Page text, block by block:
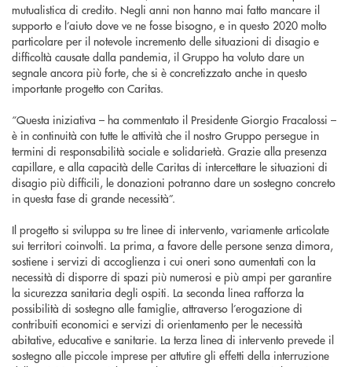
mutualistica di credito. Negli anni non hanno mai fatto mancare il
supporto e l’aiuto dove ve ne fosse bisogno, e in questo 2020 molto
particolare per il notevole incremento delle situazioni di disagio e
difficoltà causate dalla pandemia, il Gruppo ha voluto dare un
segnale ancora più forte, che si è concretizzato anche in questo
importante progetto con Caritas.
“Questa iniziativa – ha commentato il Presidente Giorgio Fracalossi –
è in continuità con tutte le attività che il nostro Gruppo persegue in
termini di responsabilità sociale e solidarietà. Grazie alla presenza
capillare, e alla capacità delle Caritas di intercettare le situazioni di
disagio più difficili, le donazioni potranno dare un sostegno concreto
in questa fase di grande necessità”.
Il progetto si sviluppa su tre linee di intervento, variamente articolate
sui territori coinvolti. La prima, a favore delle persone senza dimora,
sostiene i servizi di accoglienza i cui oneri sono aumentati con la
necessità di disporre di spazi più numerosi e più ampi per garantire
la sicurezza sanitaria degli ospiti. La seconda linea rafforza la
possibilità di sostegno alle famiglie, attraverso l’erogazione di
contribuiti economici e servizi di orientamento per le necessità
abitative, educative e sanitarie. La terza linea di intervento prevede il
sostegno alle piccole imprese per attutire gli effetti della interruzione